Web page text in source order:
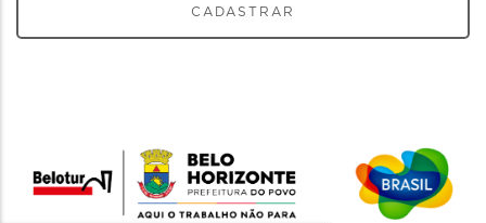
CADASTRAR